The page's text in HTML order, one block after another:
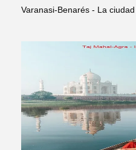
Varanasi-Benarés - La